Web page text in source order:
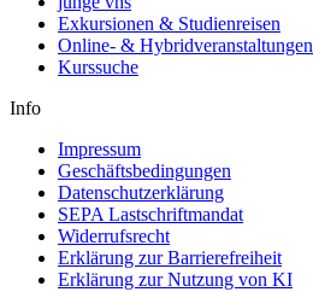
Exkursionen & Studienreisen
Online- & Hybridveranstaltungen
Kurssuche
Info
Impressum
Geschäftsbedingungen
Datenschutzerklärung
SEPA Lastschriftmandat
Widerrufsrecht
Erklärung zur Barrierefreiheit
Erklärung zur Nutzung von KI